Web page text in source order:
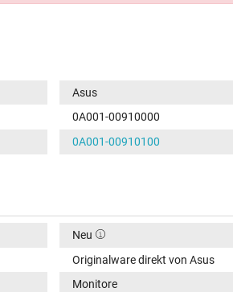
Asus
0A001-00910000
0A001-00910100
Neu
Originalware direkt von Asus
Monitore